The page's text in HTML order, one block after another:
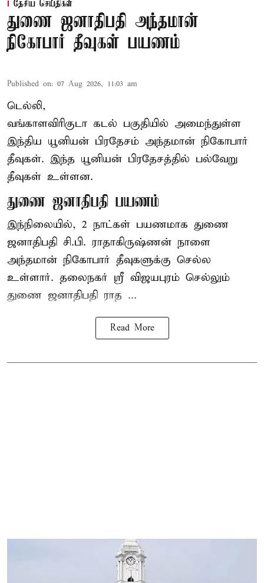
தேசிய செய்திகள்
துணை ஜனாதிபதி அந்தமான்
நிகோபார் தீவுகள் பயணம்
Published on: 07 Aug 2026, 11:03 am
டெல்லி,
வங்காளவிரிகுடா கடல் பகுதியில் அமைந்துள்ள
இந்திய யூனியன் பிரதேசம் அந்தமான் நிகோபார்
தீவுகள். இந்த யூனியன் பிரதேசத்தில் பல்வேறு
தீவுகள் உள்ளன.
துணை ஜனாதிபதி பயணம்
இந்நிலையில், 2 நாட்கள் பயணமாக துணை
ஜனாதிபதி சி.பி. ராதாகிருஷ்ணன் நாளை
அந்தமான் நிகோபார் தீவுகளுக்கு செல்ல
உள்ளார். தலைநகர் ஸ்ரீ விஜயபுரம் செல்லும்
துணை ஜனாதிபதி ராத ...
Read More